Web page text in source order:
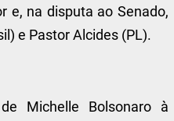
e, na disputa ao Senado,
e Pastor Alcides (PL).
Michelle Bolsonaro à